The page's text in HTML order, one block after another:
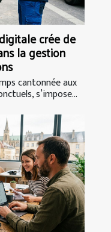
crée de
la gestion
cantonnée aux
s’impose...